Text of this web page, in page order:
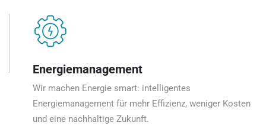
Energiemanagement
Wir machen Energie smart: intelligentes
Energiemanagement für mehr Effizienz, weniger Kosten
und eine nachhaltige Zukunft.